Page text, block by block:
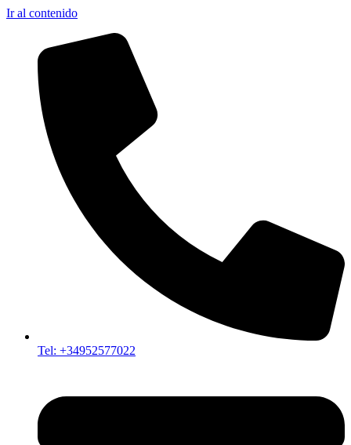
Ir al contenido
Tel: +34952577022